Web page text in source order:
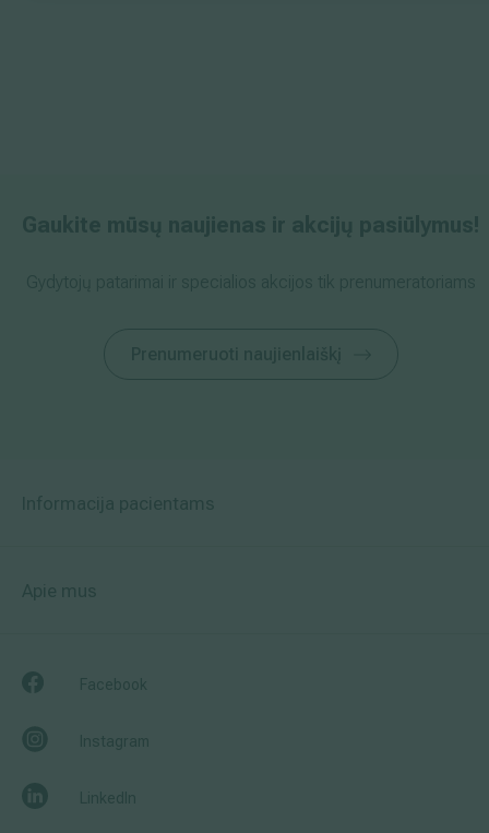
Informacija pacientams
Apie mus
Facebook
Instagram
LinkedIn